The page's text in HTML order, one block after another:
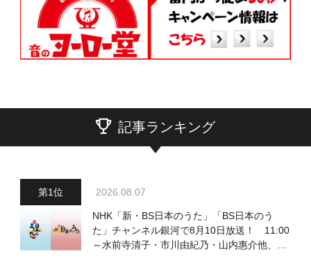
記事ランキング
2026.08.07
NHK「新・BS日本のうた」「BS日本のう
た」チャンネル銀河で8月10日放送！ 11:00
～水前寺清子・市川由紀乃・山内惠介他、